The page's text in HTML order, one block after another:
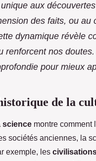
aux
des faits, ou au
dynamique révèle
renforcent nos
pour mieux
de la
science montre comment
sociétés anciennes, la
exemple, les